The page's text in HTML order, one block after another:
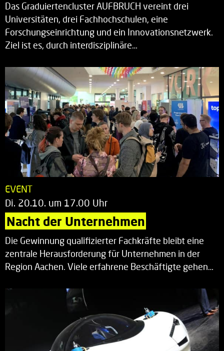
Das Graduiertencluster AUFBRUCH vereint drei
Universitäten, drei Fachhochschulen, eine
Forschungseinrichtung und ein Innovationsnetzwerk.
Ziel ist es, durch interdisziplinäre…
EVENT
Di. 20.10. um 17.00 Uhr
Nacht der Unternehmen
Die Gewinnung qualifizierter Fachkräfte bleibt eine
zentrale Herausforderung für Unternehmen in der
Region Aachen. Viele erfahrene Beschäftigte gehen…